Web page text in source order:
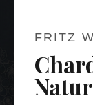
FRITZ